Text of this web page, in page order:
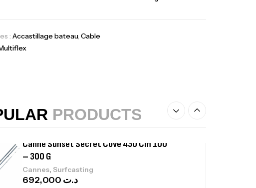
: Accastillage bateau, Cable
PRODUCTS
Canne Sunset Secret Cove 450 Cm 100
– 300 G
Cannes, Surfcasting
د.ت